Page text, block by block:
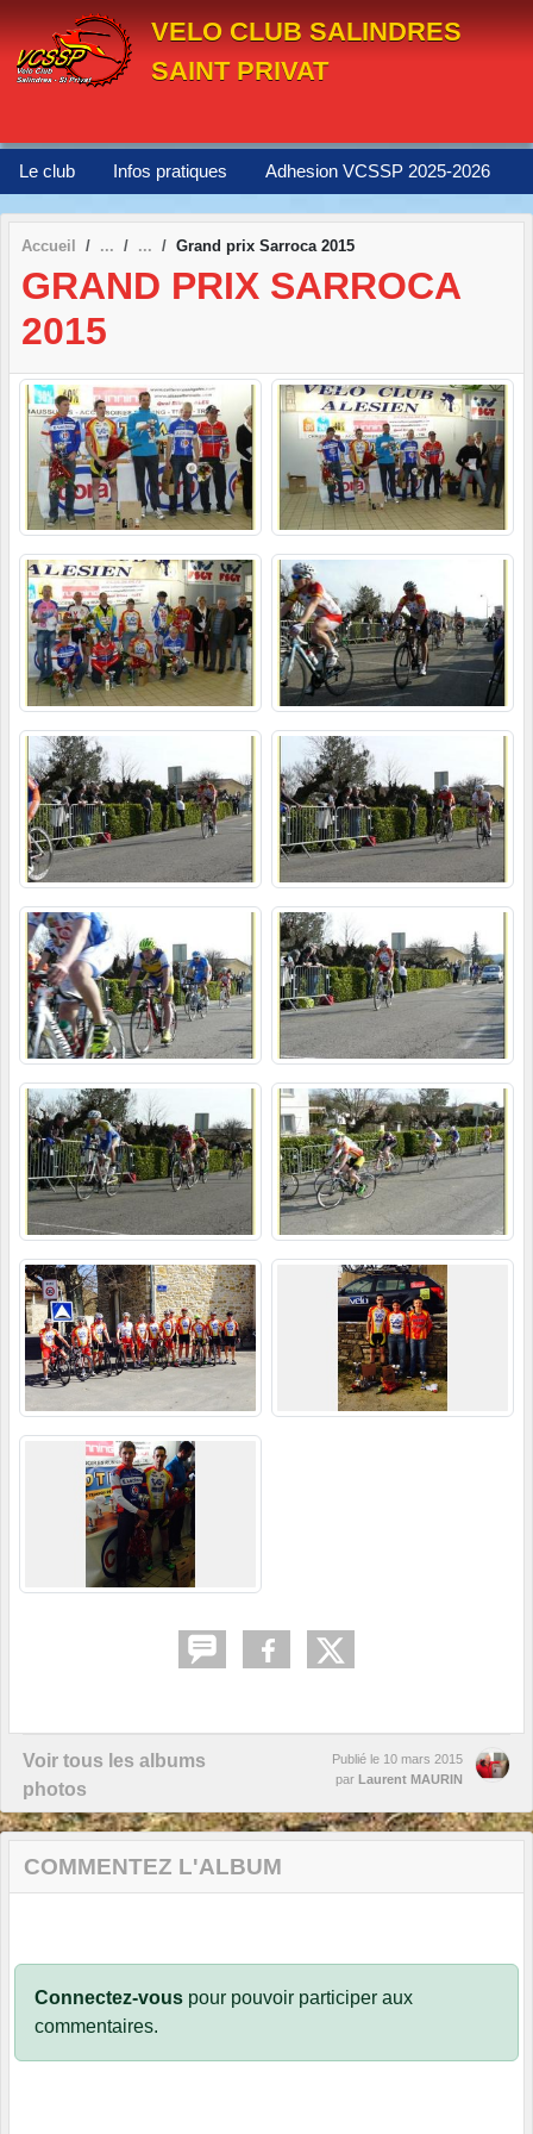
VELO CLUB SALINDRES
SAINT PRIVAT
Le club Infos pratiques Adhesion VCSSP 2025-2026
Accueil Grand prix Sarroca 2015
GRAND PRIX SARROCA
2015
Voir tous les albums
photos
Publié le 10 mars 2015
par Laurent MAURIN
COMMENTEZ L'ALBUM
Connectez-vous pour pouvoir participer aux
commentaires.
Panneau de gestion des cookies